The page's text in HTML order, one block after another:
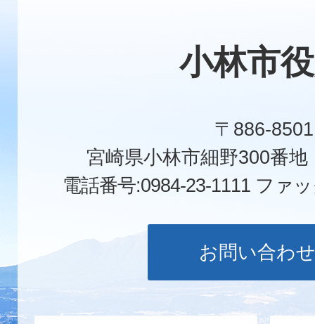
小林市
〒886-8501
宮崎県小林市細野300番
電話番号:0984-23-1111 ファ
お問い合わせ